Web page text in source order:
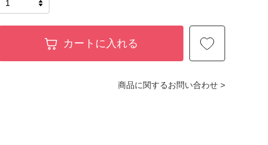
カートに入れる
商品に関するお問い合わせ >